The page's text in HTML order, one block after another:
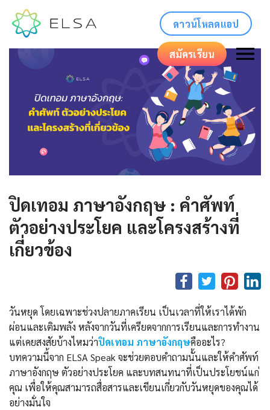
ดาวน์โหลดแอป
สมัครเรียน
ปิดเทอม ภาษาอังกฤษ : คำศัพท์
ตัวอย่างประโยค และโครงสร้างที่
เกี่ยวข้อง
วันหยุด โดยเฉพาะช่วงปลายภาคเรียน เป็นเวลาที่ให้เราได้พัก
ผ่อนและเติมพลัง หลังจากวันที่เครียดจากการเรียนและการทำงาน
แต่เคยสงสัยบ้างไหมว่าปิดเทอม ภาษาอังกฤษคืออะไร?
บทความนี้จาก ELSA Speak จะช่วยตอบคำถามนั้นและให้คำศัพท์
ภาษาอังกฤษ ตัวอย่างประโยค และบทสนทนาที่เป็นประโยชน์แก่
คุณ เพื่อให้คุณสามารถสื่อสารและเขียนเกี่ยวกับวันหยุดของคุณได้
อย่างมั่นใจ